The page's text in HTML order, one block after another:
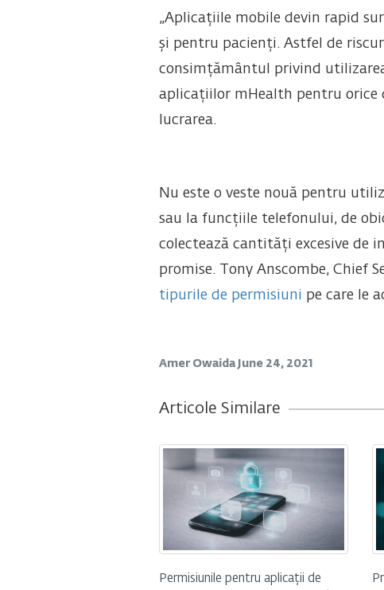
„Aplicațiile mobile devin rapid
și pentru pacienți. Astfel de
consimțământul privind
aplicațiilor mHealth pentru orice
lucrarea.
Nu este o veste nouă pentru
sau la funcțiile telefonului, de
colectează cantități excesive de
promise. Tony Anscombe, Chief
tipurile de permisiuni pe care le
Amer Owaida June 24, 2021
Articole Similare
Permisiunile pentru aplicații de